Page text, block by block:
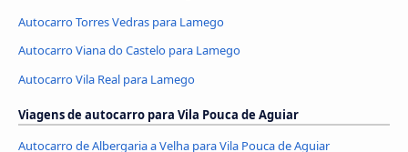
Autocarro Torres Vedras para Lamego
Autocarro Viana do Castelo para Lamego
Autocarro Vila Real para Lamego
Viagens de autocarro para Vila Pouca de Aguiar
Autocarro de Albergaria a Velha para Vila Pouca de Aguiar